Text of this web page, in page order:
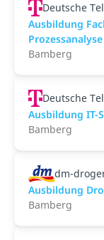
Deutsche
Ausbildung
Bamberg
Deutsche
Ausbildung
Bamberg
dm-
Ausbildung
Bamberg